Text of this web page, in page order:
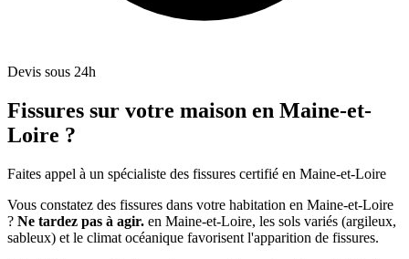
Devis sous 24h
Fissures sur votre maison en Maine-et-
Loire ?
Faites appel à un spécialiste des fissures certifié en Maine-et-Loire
Vous constatez des fissures dans votre habitation en Maine-et-Loire
? Ne tardez pas à agir. en Maine-et-Loire, les sols variés (argileux,
sableux) et le climat océanique favorisent l'apparition de fissures.